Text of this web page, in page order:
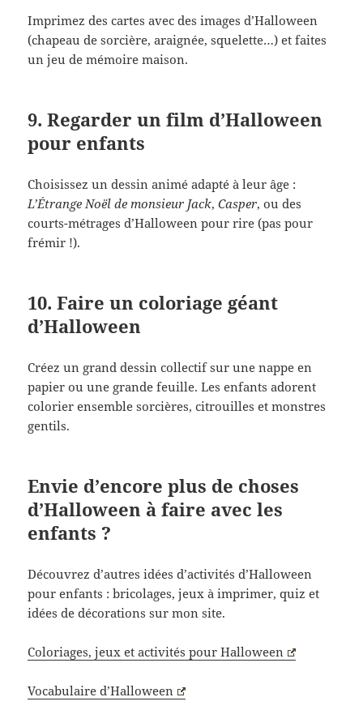
Imprimez des cartes avec des images d’Halloween
(chapeau de sorcière, araignée, squelette…) et faites
un jeu de mémoire maison.
9. Regarder un film d’Halloween
pour enfants
Choisissez un dessin animé adapté à leur âge :
L’Étrange Noël de monsieur Jack,Casper, ou des
courts-métrages d’Halloween pour rire (pas pour
frémir !).
10. Faire un coloriage géant
d’Halloween
Créez un grand dessin collectif sur une nappe en
papier ou une grande feuille. Les enfants adorent
colorier ensemble sorcières, citrouilles et monstres
gentils.
Envie d’encore plus de choses
d’Halloween à faire avec les
enfants ?
Découvrez d’autres idées d’activités d’Halloween
pour enfants : bricolages, jeux à imprimer, quiz et
idées de décorations sur mon site.
Coloriages, jeux et activités pour Halloween
Vocabulaire d’Halloween